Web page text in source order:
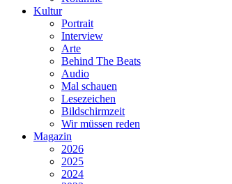
Kultur
Portrait
Interview
Arte
Behind The Beats
Audio
Mal schauen
Lesezeichen
Bildschirmzeit
Wir müssen reden
Magazin
2026
2025
2024